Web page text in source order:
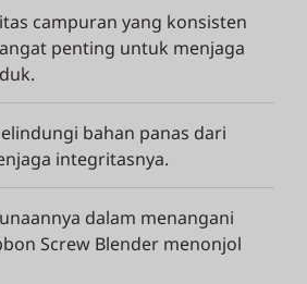
campuran yang konsisten
penting untuk menjaga
bahan panas dari
integritasnya.
dalam menangani
Screw Blender menonjol